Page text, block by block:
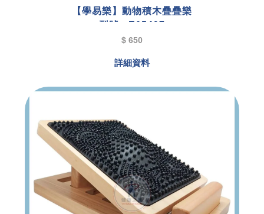
【學易樂】動物積木疊疊樂
型號 : E05497
$ 650
詳細資料